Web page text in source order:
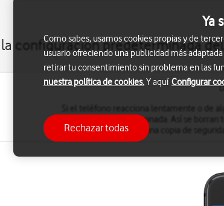
configuración predeterminada
configuración predeterminada. Así se borran
hacer una copia de
Ya
Como sabes, usamos cookies propias y de
usuario ofreciendo una publicidad más
retirar tu consentimiento sin problema en las
nuestra política de cookies.Y aquí Configurar
Rechazar todas